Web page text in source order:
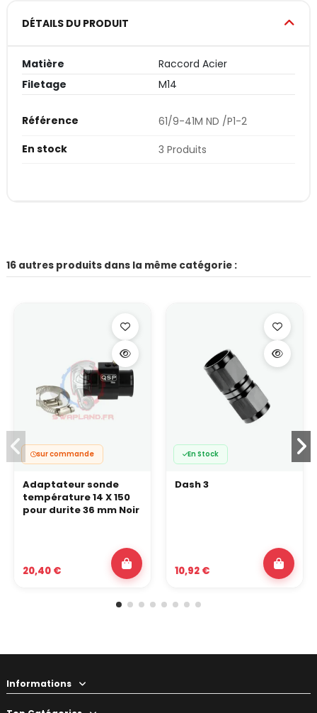
DÉTAILS DU PRODUIT
Matière
Raccord Acier
Filetage
M14
Référence
61/9-41M ND /P1-2
En stock
3 Produits
16 autres produits dans la même catégorie :
sur commande
Adaptateur sonde
température 14 X 150
pour durite 36 mm Noir
20,40 €
En Stock
Dash 3
10,92 €
Informations